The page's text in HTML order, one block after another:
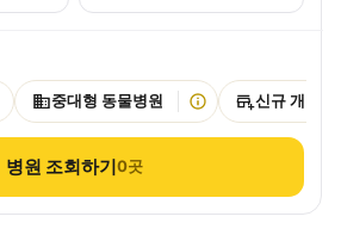
중대형 동물병원 신규 개원
병원 조회하기0곳